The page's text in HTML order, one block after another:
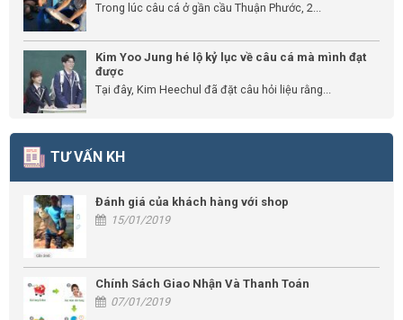
Trong lúc câu cá ở gần cầu Thuận Phước, 2...
Kim Yoo Jung hé lộ kỷ lục về câu cá mà mình đạt
được
Tại đây, Kim Heechul đã đặt câu hỏi liệu rằng...
TƯ VẤN KH
Đánh giá của khách hàng với shop
15/01/2019
Chính Sách Giao Nhận Và Thanh Toán
07/01/2019